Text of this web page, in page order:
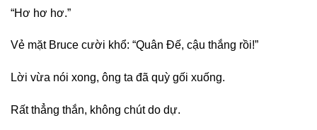
“Hơ hơ hơ.”
Vẻ mặt Bruce cười khổ: “Quân Đế, cậu thắng rồi!”
Lời vừa nói xong, ông ta đã quỳ gối xuống.
Rất thẳng thắn, không chút do dự.